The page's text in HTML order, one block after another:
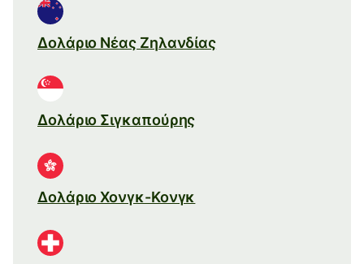
Δολάριο Νέας Ζηλανδίας
Δολάριο Σιγκαπούρης
Δολάριο Χονγκ-Κονγκ